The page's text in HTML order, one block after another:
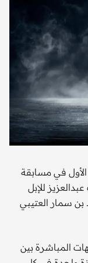
في مسابقة
للإبل
سمار العتيبي
المباشرة بين